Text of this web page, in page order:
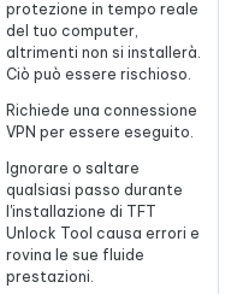
protezione in tempo reale
del tuo computer,
altrimenti non si installerà.
Ciò può essere rischioso.
Richiede una connessione
VPN per essere eseguito.
Ignorare o saltare
qualsiasi passo durante
l'installazione di TFT
Unlock Tool causa errori e
rovina le sue fluide
prestazioni.